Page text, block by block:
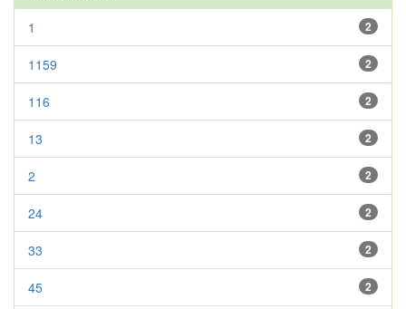
2
1
2
1159
2
116
2
13
2
2
2
24
2
33
2
45